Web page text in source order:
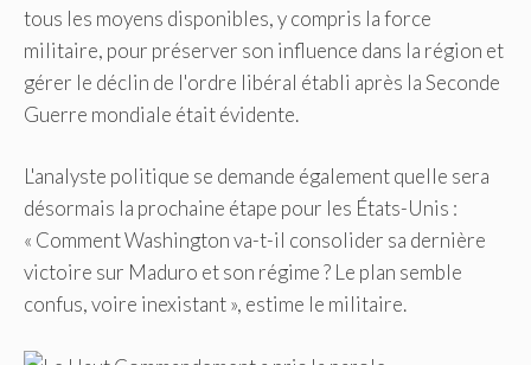
tous les moyens disponibles, y compris la force
militaire, pour préserver son influence dans la région et
gérer le déclin de l'ordre libéral établi après la Seconde
Guerre mondiale était évidente.
L'analyste politique se demande également quelle sera
désormais la prochaine étape pour les États-Unis :
« Comment Washington va-t-il consolider sa dernière
victoire sur Maduro et son régime ? Le plan semble
confus, voire inexistant », estime le militaire.